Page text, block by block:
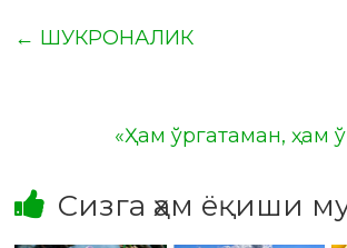
← ШУКРОНАЛИК
«Ҳам ўргатаман, ҳам
Сизга ҳам ёқиши